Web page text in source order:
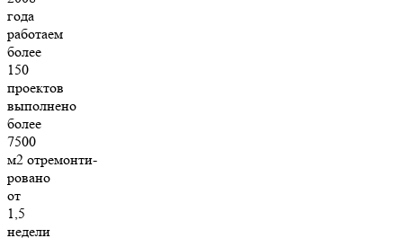
года
работаем
более
150
проектов
выполнено
более
7500
м2 отремонти-
ровано
от
1,5
недели